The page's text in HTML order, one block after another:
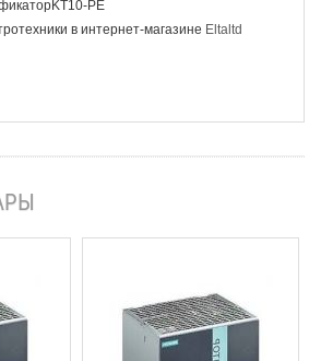
KT10-PE
в интернет-магазине Eltaltd